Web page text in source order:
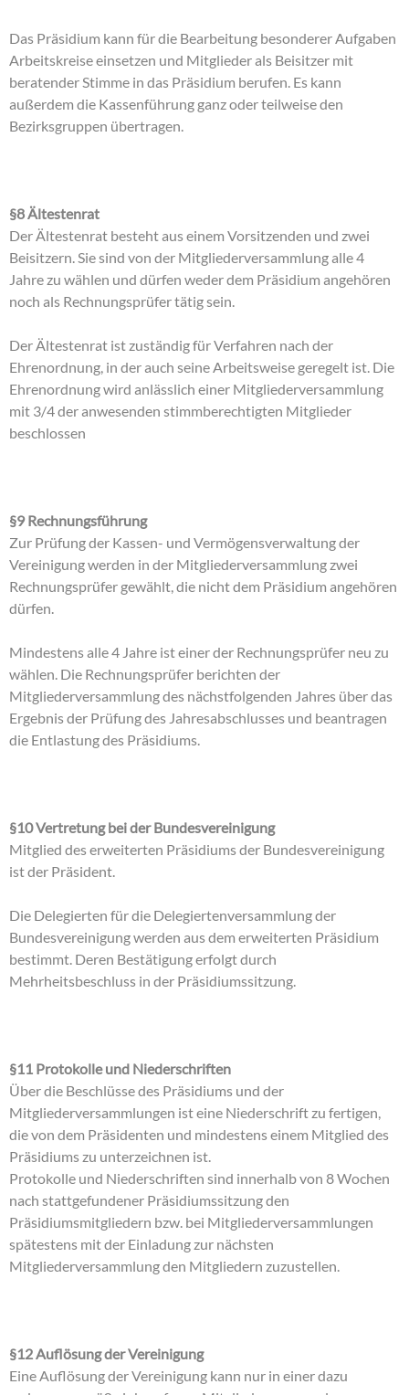
Das Präsidium kann für die Bearbeitung besonderer Aufgaben
Arbeitskreise einsetzen und Mitglieder als Beisitzer mit
beratender Stimme in das Präsidium berufen. Es kann
außerdem die Kassenführung ganz oder teilweise den
Bezirksgruppen übertragen.
§8 Ältestenrat
Der Ältestenrat besteht aus einem Vorsitzenden und zwei
Beisitzern. Sie sind von der Mitgliederversammlung alle 4
Jahre zu wählen und dürfen weder dem Präsidium angehören
noch als Rechnungsprüfer tätig sein.
Der Ältestenrat ist zuständig für Verfahren nach der
Ehrenordnung, in der auch seine Arbeitsweise geregelt ist. Die
Ehrenordnung wird anlässlich einer Mitgliederversammlung
mit 3/4 der anwesenden stimmberechtigten Mitglieder
beschlossen
§9 Rechnungsführung
Zur Prüfung der Kassen- und Vermögensverwaltung der
Vereinigung werden in der Mitgliederversammlung zwei
Rechnungsprüfer gewählt, die nicht dem Präsidium angehören
dürfen.
Mindestens alle 4 Jahre ist einer der Rechnungsprüfer neu zu
wählen. Die Rechnungsprüfer berichten der
Mitgliederversammlung des nächstfolgenden Jahres über das
Ergebnis der Prüfung des Jahresabschlusses und beantragen
die Entlastung des Präsidiums.
§10 Vertretung bei der Bundesvereinigung
Mitglied des erweiterten Präsidiums der Bundesvereinigung
ist der Präsident.
Die Delegierten für die Delegiertenversammlung der
Bundesvereinigung werden aus dem erweiterten Präsidium
bestimmt. Deren Bestätigung erfolgt durch
Mehrheitsbeschluss in der Präsidiumssitzung.
§11 Protokolle und Niederschriften
Über die Beschlüsse des Präsidiums und der
Mitgliederversammlungen ist eine Niederschrift zu fertigen,
die von dem Präsidenten und mindestens einem Mitglied des
Präsidiums zu unterzeichnen ist.
Protokolle und Niederschriften sind innerhalb von 8 Wochen
nach stattgefundener Präsidiumssitzung den
Präsidiumsmitgliedern bzw. bei Mitgliederversammlungen
spätestens mit der Einladung zur nächsten
Mitgliederversammlung den Mitgliedern zuzustellen.
§12 Auflösung der Vereinigung
Eine Auflösung der Vereinigung kann nur in einer dazu